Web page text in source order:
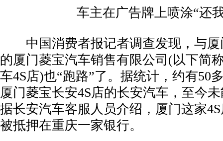
车主在广告牌上喷涂“还
中国消费者报记者调查发现，与厦
的厦门菱宝汽车销售有限公司(以下简
车4S店)也“跑路”了。据统计，约有50
厦门菱宝长安4S店的长安汽车，至今
据长安汽车客服人员介绍，厦门这家
被抵押在重庆一家银行。